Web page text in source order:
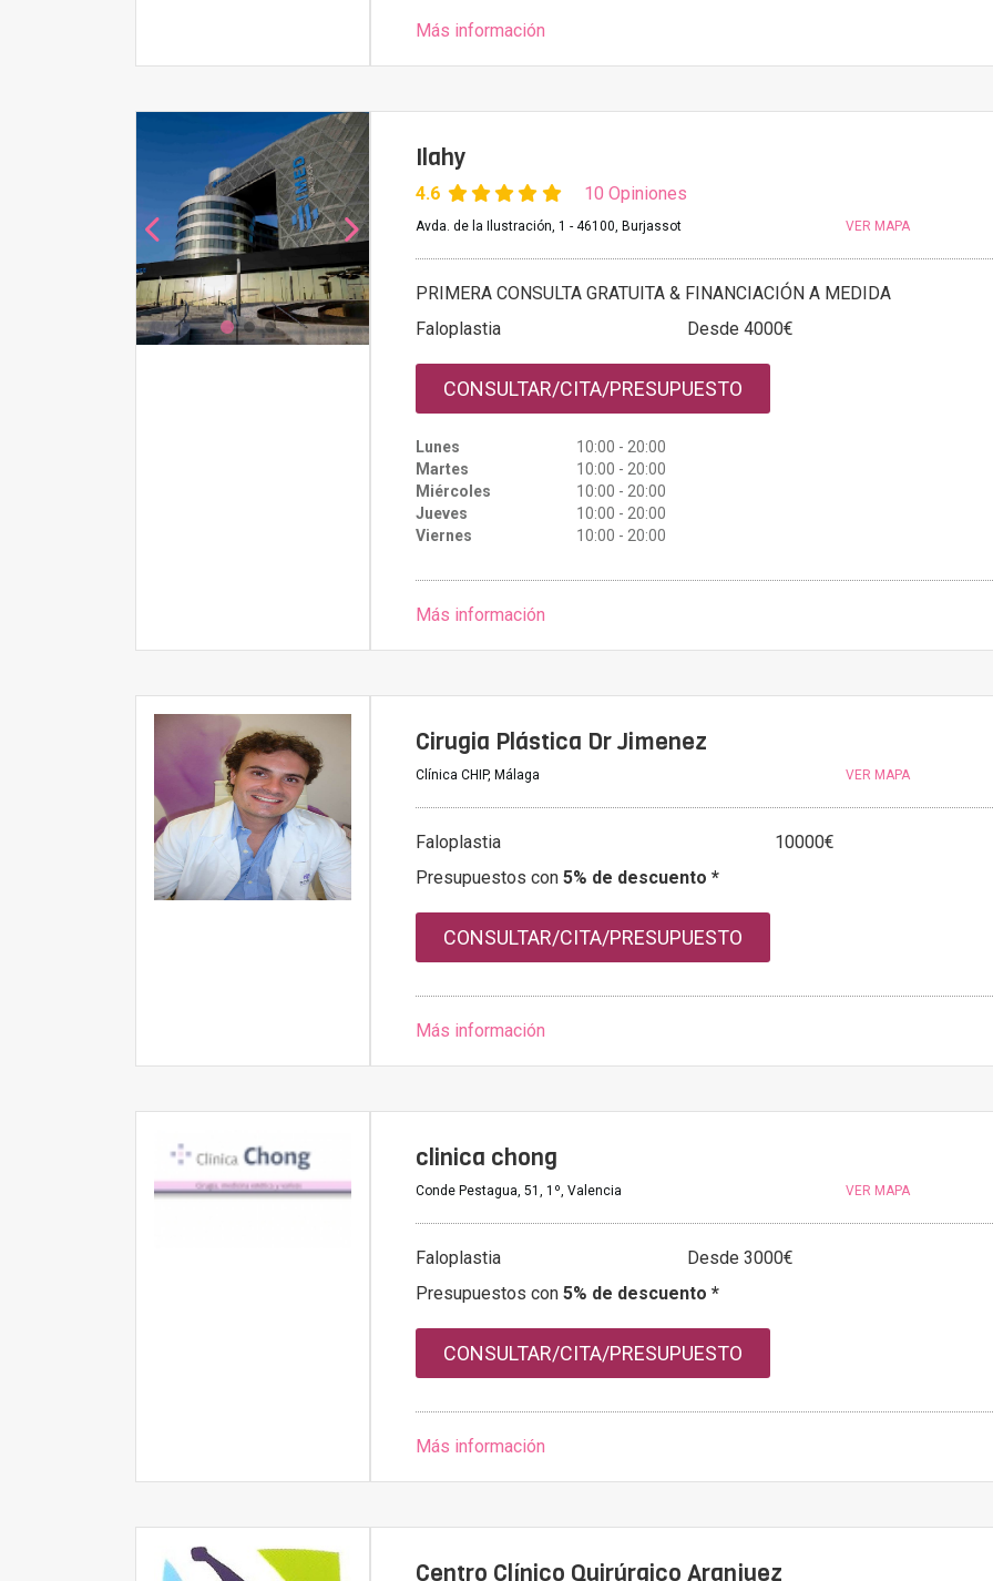
Más información
Ilahy
4.6 10 Opiniones
Avda. de la Ilustración, 1 - 46100, Burjassot VER MAPA
PRIMERA CONSULTA GRATUITA & FINANCIACIÓN A MEDIDA
Faloplastia
Desde 4000€
CONSULTAR/CITA/PRESUPUESTO
Lunes
10:00 - 20:00
Martes
10:00 - 20:00
Miércoles
10:00 - 20:00
Jueves
10:00 - 20:00
Viernes
10:00 - 20:00
Más información
Cirugia Plástica Dr Jimenez
Clínica CHIP, Málaga VER MAPA
Faloplastia
10000€
Presupuestos con 5% de descuento *
CONSULTAR/CITA/PRESUPUESTO
Más información
clinica chong
Conde Pestagua, 51, 1º, Valencia VER MAPA
Faloplastia
Desde 3000€
Presupuestos con 5% de descuento *
CONSULTAR/CITA/PRESUPUESTO
Más información
Centro Clínico Quirúrgico Aranjuez